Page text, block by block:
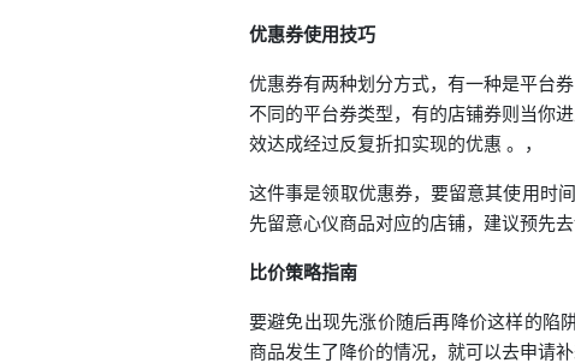
优惠券使用技巧
优惠券有两种划分方式，有一种是平台
不同的平台券类型，有的店铺券则当你
效达成经过反复折扣实现的优惠 。，
这件事是领取优惠券，要留意其使用时
先留意心仪商品对应的店铺，建议预先
比价策略指南
要避免出现先涨价随后再降价这样的陷
商品发生了降价的情况，就可以去申请